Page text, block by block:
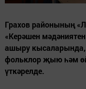
Грахов районының
«Керәшен
ашыру кысаларында,
фольклор җыю һәм
үткәрелде.